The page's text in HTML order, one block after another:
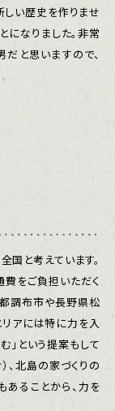
しい歴史を作りませ
になりました。非常
と思いますので、
国と考えています。
をご負担いただく
都調布市や長野県松
アには特に力を入
」という提案もして
、北島の家づくりの
あることから、力を